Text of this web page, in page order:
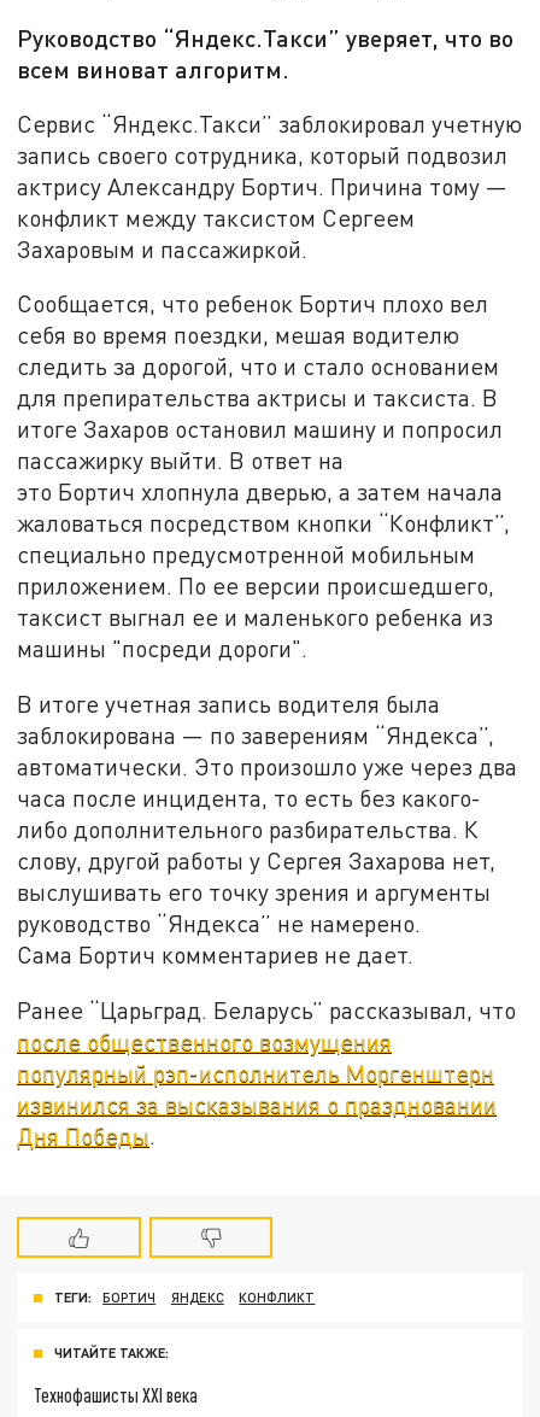
Руководство “Яндекс.Такси” уверяет, что во
всем виноват алгоритм.
Сервис “Яндекс.Такси” заблокировал учетную
запись своего сотрудника, который подвозил
актрису Александру Бортич. Причина тому —
конфликт между таксистом Сергеем
Захаровым и пассажиркой.
Сообщается, что ребенок Бортич плохо вел
себя во время поездки, мешая водителю
следить за дорогой, что и стало основанием
для препирательства актрисы и таксиста. В
итоге Захаров остановил машину и попросил
пассажирку выйти. В ответ на
это Бортич хлопнула дверью, а затем начала
жаловаться посредством кнопки “Конфликт”,
специально предусмотренной мобильным
приложением. По ее версии происшедшего,
таксист выгнал ее и маленького ребенка из
машины "посреди дороги".
В итоге учетная запись водителя была
заблокирована — по заверениям “Яндекса”,
автоматически. Это произошло уже через два
часа после инцидента, то есть без какого-
либо дополнительного разбирательства. К
слову, другой работы у Сергея Захарова нет,
выслушивать его точку зрения и аргументы
руководство “Яндекса” не намерено.
Сама Бортич комментариев не дает.
Ранее “Царьград. Беларусь” рассказывал, что
после общественного возмущения
популярный рэп-исполнитель Моргенштерн
извинился за высказывания о праздновании
Дня Победы.
ТЕГИ: БОРТИЧ ЯНДЕКС КОНФЛИКТ
ЧИТАЙТЕ ТАКЖЕ:
Технофашисты XXI века